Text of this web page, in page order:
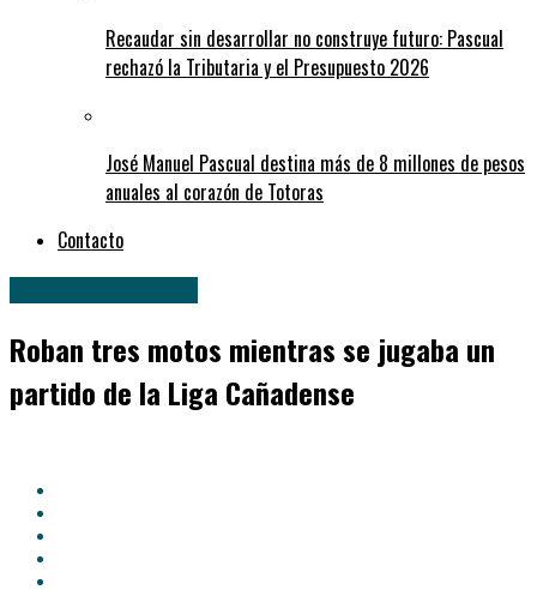
Recaudar sin desarrollar no construye futuro: Pascual
rechazó la Tributaria y el Presupuesto 2026
José Manuel Pascual destina más de 8 millones de pesos
anuales al corazón de Totoras
Contacto
Roban tres motos mientras se jugaba un
partido de la Liga Cañadense